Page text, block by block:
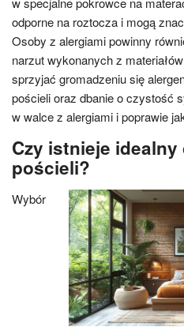
odporne na roztocza i mogą
Osoby z alergiami powinny
narzut wykonanych z
sprzyjać gromadzeniu się
pościeli oraz dbanie o czystość
w walce z alergiami i poprawie
Czy istnieje idealny
pościeli?
Wybór